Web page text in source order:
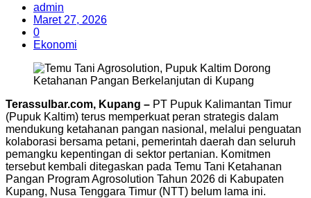
admin
Maret 27, 2026
0
Ekonomi
Terassulbar.com, Kupang – PT Pupuk Kalimantan Timur
(Pupuk Kaltim) terus memperkuat peran strategis dalam
mendukung ketahanan pangan nasional, melalui penguatan
kolaborasi bersama petani, pemerintah daerah dan seluruh
pemangku kepentingan di sektor pertanian. Komitmen
tersebut kembali ditegaskan pada Temu Tani Ketahanan
Pangan Program Agrosolution Tahun 2026 di Kabupaten
Kupang, Nusa Tenggara Timur (NTT) belum lama ini.